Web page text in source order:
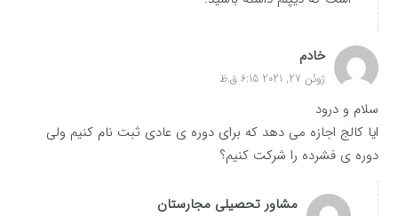
خادم
ژوئن 27, 2021 6:15 ق.ظ
سلام و درود
ایا کالج اجازه می دهد که برای دوره ی عادی ثبت نام کنیم ولی
دوره ی فشرده را شرکت کنیم؟
مشاور تحصیلی مجارستان